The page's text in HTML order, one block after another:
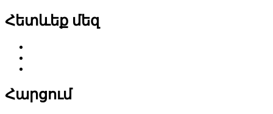
Հետևեք մեզ
Հարցում